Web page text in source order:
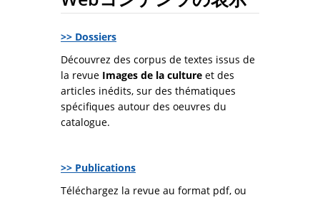
>> Dossiers
Découvrez des corpus de textes issus de
la revue Images de la culture et des
articles inédits, sur des thématiques
spécifiques autour des oeuvres du
catalogue.
>> Publications
Téléchargez la revue au format pdf, ou